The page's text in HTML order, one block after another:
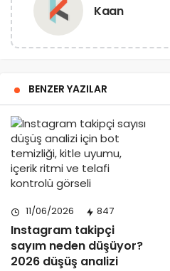
Kaan
BENZER YAZILAR
11/06/2026 847
Instagram takipçi
sayım neden düşüyor?
2026 düşüş analizi